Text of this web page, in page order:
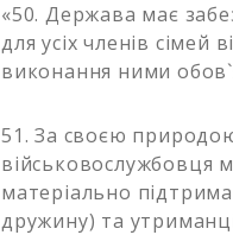
«50. Держава має
для усіх членів
виконання ними
51. За своєю
військовослужбовця
матеріально
дружину) та